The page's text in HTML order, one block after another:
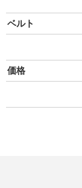
ベルト
価格